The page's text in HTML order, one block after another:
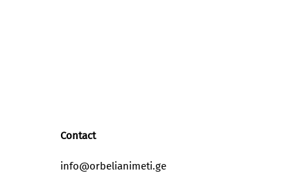
Contact
info@orbelianimeti.ge